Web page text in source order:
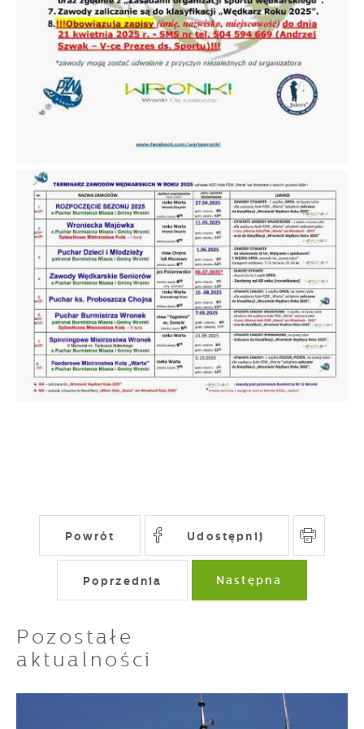
Powrót Udostępnij
Poprzednia Następna
Pozostałe
aktualności